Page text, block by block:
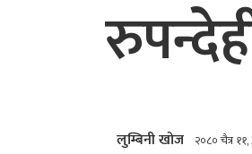
लुम्बिनी खोज २०८० चैत्र